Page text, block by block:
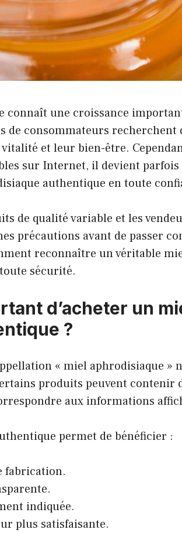
connaît une croissance
de consommateurs recherchent
et leur bien-être.
sur Internet, il devient parfois
authentique en toute
de qualité variable et les
précautions avant de passer
reconnaître un véritable
sécurité.
d’acheter un
?
« miel aphrodisiaque »
produits peuvent contenir
aux informations
permet de bénéficier :
fabrication.
indiquée.
plus satisfaisante.